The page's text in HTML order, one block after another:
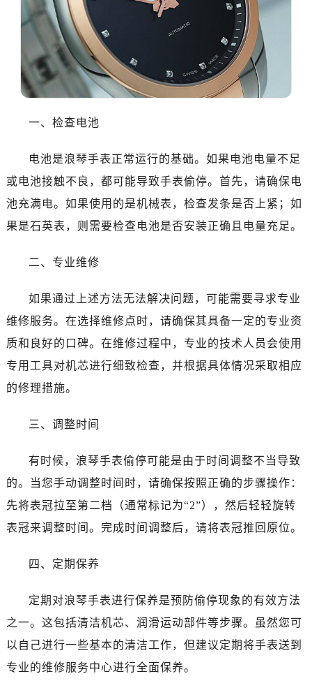
一、检查电池
电池是浪琴手表正常运行的基础。如果电池电量不足
或电池接触不良，都可能导致手表偷停。首先，请确保电
池充满电。如果使用的是机械表，检查发条是否上紧；如
果是石英表，则需要检查电池是否安装正确且电量充足。
二、专业维修
如果通过上述方法无法解决问题，可能需要寻求专业
维修服务。在选择维修点时，请确保其具备一定的专业资
质和良好的口碑。在维修过程中，专业的技术人员会使用
专用工具对机芯进行细致检查，并根据具体情况采取相应
的修理措施。
三、调整时间
有时候，浪琴手表偷停可能是由于时间调整不当导致
的。当您手动调整时间时，请确保按照正确的步骤操作：
先将表冠拉至第二档（通常标记为“2”），然后轻轻旋转
表冠来调整时间。完成时间调整后，请将表冠推回原位。
四、定期保养
定期对浪琴手表进行保养是预防偷停现象的有效方法
之一。这包括清洁机芯、润滑运动部件等步骤。虽然您可
以自己进行一些基本的清洁工作，但建议定期将手表送到
专业的维修服务中心进行全面保养。